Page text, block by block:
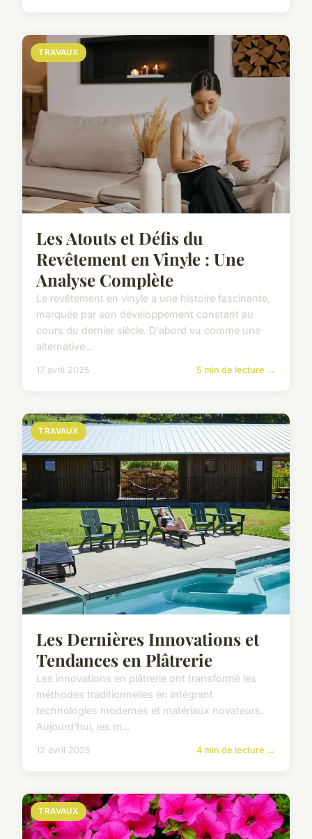
TRAVAUX
Les Atouts et Défis du
Revêtement en Vinyle : Une
Analyse Complète
Le revêtement en vinyle a une histoire fascinante,
marquée par son développement constant au
cours du dernier siècle. D'abord vu comme une
alternative...
17 avril 2025 5 min de lecture →
TRAVAUX
Les Dernières Innovations et
Tendances en Plâtrerie
Les innovations en plâtrerie ont transformé les
méthodes traditionnelles en intégrant
technologies modernes et matériaux novateurs.
Aujourd'hui, les m...
12 avril 2025 4 min de lecture →
TRAVAUX